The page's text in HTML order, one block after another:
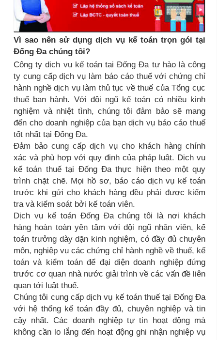
Vì sao nên sử dụng dịch vụ kế toán trọn gói tại
Đống Đa chúng tôi?
Công ty dịch vụ kế toán tại Đống Đa tự hào là công
ty cung cấp dịch vụ làm báo cáo thuế với chứng chỉ
hành nghề dịch vụ làm thủ tục về thuế của Tổng cục
thuế ban hành. Với đội ngũ kế toán có nhiều kinh
nghiệm và nhiệt tình, chúng tôi đảm bảo sẽ mang
đến cho doanh nghiệp của bạn dịch vụ báo cáo thuế
tốt nhất tại Đống Đa.
Đảm bảo cung cấp dịch vụ cho khách hàng chính
xác và phù hợp với quy định của pháp luật. Dịch vụ
kế toán thuế tại Đống Đa thực hiện theo một quy
trình chặt chẽ. Mọi hồ sơ, báo cáo dịch vụ kế toán
trước khi gửi cho khách hàng đều phải được kiểm
tra và kiểm soát bởi kế toán viên.
Dịch vụ kế toán Đống Đa chúng tôi là nơi khách
hàng hoàn toàn yên tâm với đội ngũ nhân viên, kế
toán trưởng dày dặn kinh nghiệm, có đầy đủ chuyên
môn, nghiệp vụ các chứng chỉ hành nghề về thuế, kế
toán và kiểm toán để đại diện doanh nghiệp đứng
trước cơ quan nhà nước giải trình về các vấn đề liên
quan tới luật thuế.
Chúng tôi cung cấp dịch vụ kế toán thuế tại Đống Đa
với hệ thống kế toán đầy đủ, chuyên nghiệp và tin
cậy nhất. Các doanh nghiệp tự tin hoạt động mà
không cần lo lắng đến hoạt động ghi nhận nghiệp vụ